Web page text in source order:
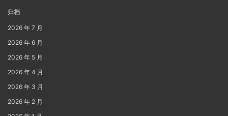
归档
2026 年 7 月
2026 年 6 月
2026 年 5 月
2026 年 4 月
2026 年 3 月
2026 年 2 月